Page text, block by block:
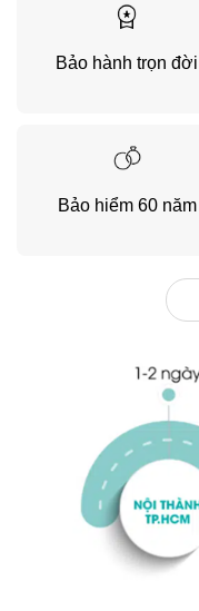
Bảo hành trọn đời
Bảo hiểm 60 năm